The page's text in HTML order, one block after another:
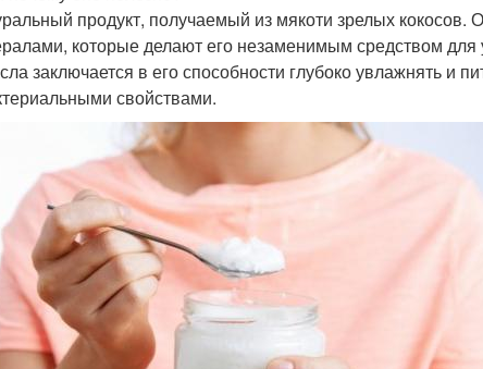
продукт, получаемый из мякоти зрелых
которые делают его незаменимым средством для
заключается в его способности глубоко увлажнять и
свойствами.